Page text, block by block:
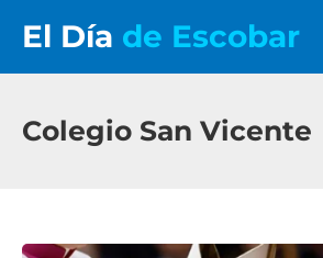
El Día de Escobar
Colegio San Vicente